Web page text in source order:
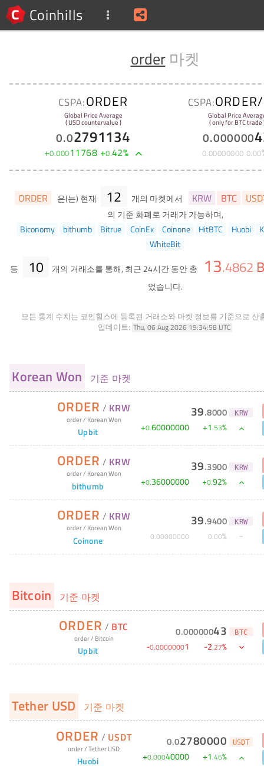
Coinhills
order마켓
CSPA:ORDER
Global Price Average
( USD countervalue )
0.02791134
+0.00011768 +0.42%
CSPA:
Global Price
( only for BTC trade
0.000000
0.00000000 0.00
ORDER 은(는) 현재 12 개의 마켓에서 KRW BTC
의 기준 화폐로 거래가 가능하며,
Biconomy
bithumb Bitrue CoinEx Coinone HitBTC Huobi
WhiteBit
등
10 개의 거래소를 통해, 최근 24시간 동안 총 13.4862
었습니다.
모든 통계 수치는 코인힐스에 등록된 거래소와 마켓 정보를 기준으로 산
업데이트: Thu, 06 Aug 2026 19:34:58 UTC
Korean Won 기준 마켓
ORDER / KRW
order/ Korean Won
Upbit
39.8000 KRW
+0.60000000 +1.53%
ORDER / KRW
order/ Korean Won
bithumb
39.3900 KRW
+0.36000000 +0.92%
ORDER / KRW
order/ Korean Won
Coinone
39.9400 KRW
0.00000000 0.00%
Bitcoin 기준 마켓
ORDER / BTC
order/ Bitcoin
Upbit
0.00000043 BTC
-0.00000001 -2.27%
Tether USD 기준 마켓
ORDER / USDT
order/Tether USD
Huobi
0.02780000 USDT
+0.00040000 +1.46%